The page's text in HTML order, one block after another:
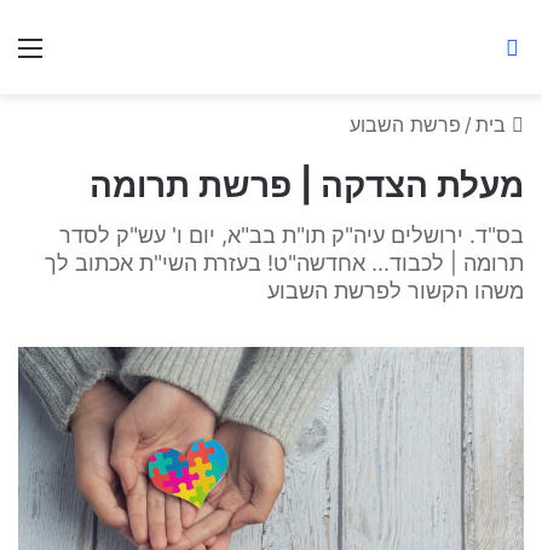
בית / פרשת השבוע
מעלת הצדקה | פרשת תרומה
בס"ד. ירושלים עיה"ק תו"ת בב"א, יום ו' עש"ק לסדר
תרומה | לכבוד... אחדשה"ט! בעזרת השי"ת אכתוב לך
משהו הקשור לפרשת השבוע